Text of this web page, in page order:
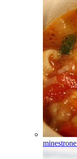
minestrone